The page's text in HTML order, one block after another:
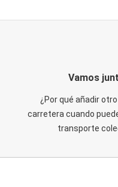
Vamos
¿Por qué añadir
carretera cuando
transporte